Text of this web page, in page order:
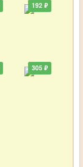
192 ₽
305 ₽